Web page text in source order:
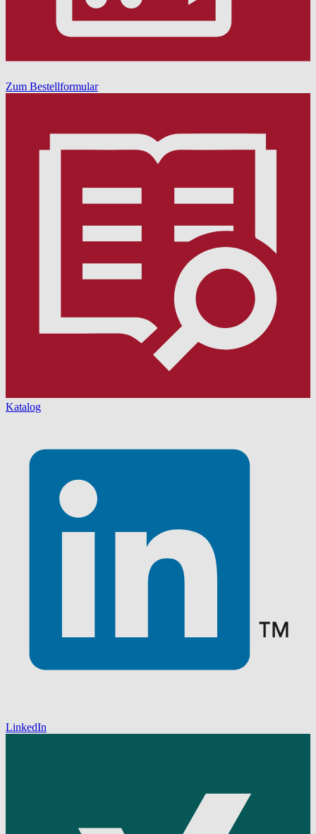
Zum Bestellformular
Katalog
LinkedIn